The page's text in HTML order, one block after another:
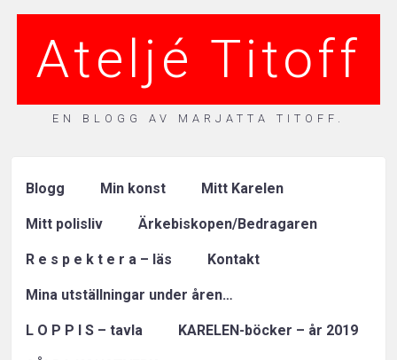
Ateljé Titoff
EN BLOGG AV MARJATTA TITOFF.
Blogg Min konst Mitt Karelen
Mitt polisliv Ärkebiskopen/Bedragaren
R e s p e k t e r a – läs Kontakt
Mina utställningar under åren…
L O P P I S – tavla KARELEN-böcker – år 2019